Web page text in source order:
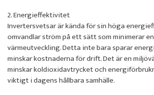
2. Energieffektivitet
Invertersvetsar är kända för sin höga
omvandlar ström på ett sätt som minimerar
värmeutveckling. Detta inte bara sparar
minskar kostnaderna för drift. Det är en
minskar koldioxidavtrycket och
viktigt i dagens hållbara samhälle.